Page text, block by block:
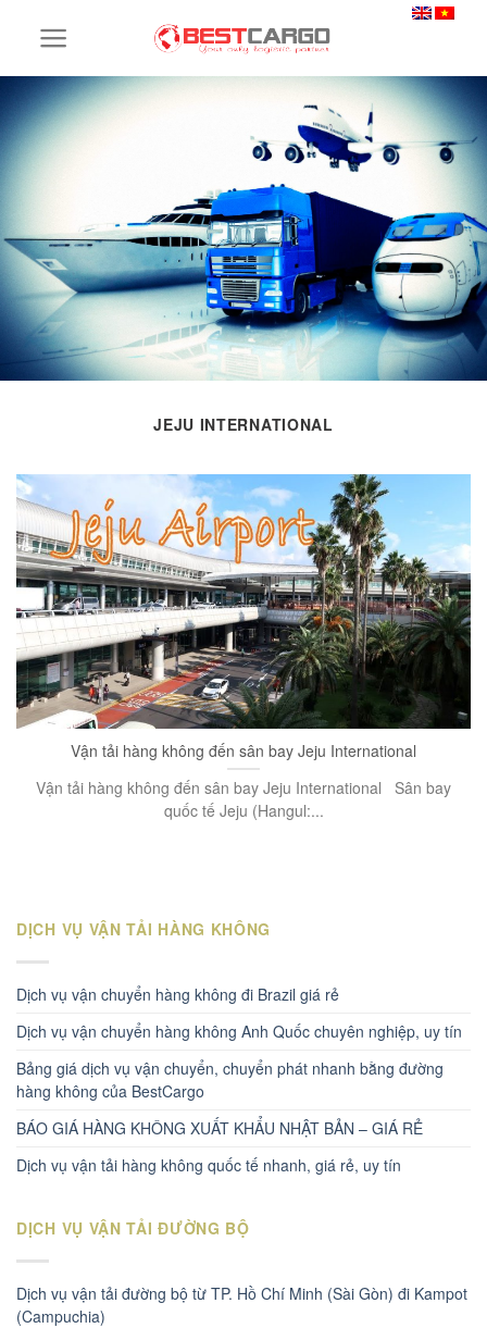
JEJU INTERNATIONAL
Vận tải hàng không đến sân bay Jeju International
Vận tải hàng không đến sân bay Jeju International Sân bay
quốc tế Jeju (Hangul:...
DỊCH VỤ VẬN TẢI HÀNG KHÔNG
Dịch vụ vận chuyển hàng không đi Brazil giá rẻ
Dịch vụ vận chuyển hàng không Anh Quốc chuyên nghiệp, uy tín
Bảng giá dịch vụ vận chuyển, chuyển phát nhanh bằng đường
hàng không của BestCargo
BÁO GIÁ HÀNG KHÔNG XUẤT KHẨU NHẬT BẢN – GIÁ RẺ
Dịch vụ vận tải hàng không quốc tế nhanh, giá rẻ, uy tín
DỊCH VỤ VẬN TẢI ĐƯỜNG BỘ
Dịch vụ vận tải đường bộ từ TP. Hồ Chí Minh (Sài Gòn) đi Kampot
(Campuchia)